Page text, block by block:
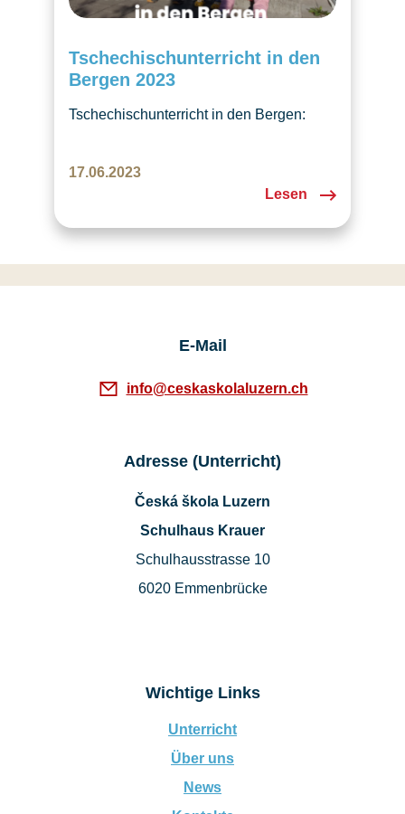
Tschechischunterricht in den
Bergen 2023
Tschechischunterricht in den Bergen:
Kindern und Eltern im Herzen der
Schweizer Berge Im Juni 2023 konnten
mehrtägigen Tschechischunterricht in den
Bergen durchführen. Es war grossartig!
17.06.2023
Lesen
E-Mail
info@ceskaskolaluzern.ch
Adresse (Unterricht)
Česká škola Luzern
Schulhaus Krauer
Schulhausstrasse 10
6020 Emmenbrücke
Wichtige Links
Unterricht
Über uns
News